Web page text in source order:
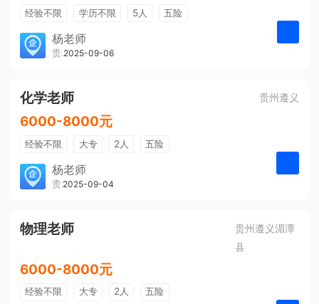
经验不限 学历不限 5人
五险
带薪年假
年终奖
免费培训
包住宿
杨老师
贵州大美前程文化发展有限公司
2025-09-06
化学老师 贵州遵义
6000-8000元
经验不限 大专 2人
五险
带薪年假
年终奖
免费培训
包住宿
杨老师
贵州大美前程文化发展有限公司
2025-09-04
物理老师
贵州遵义湄潭
县
6000-8000元
经验不限 大专 2人
五险